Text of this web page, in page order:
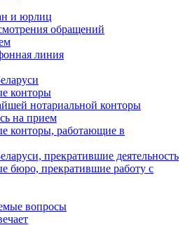
и юрлиц
обращений
линия
конторы
нотариальной конторы
на прием
конторы, работающие в
прекратившие деятельность
бюро, прекратившие работу с
вопросы